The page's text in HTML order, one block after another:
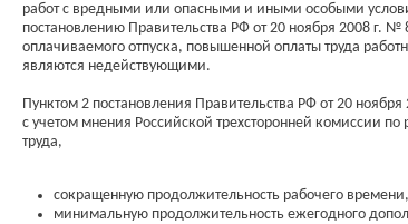
работ с вредными или опасными и иными особыми
постановлению Правительства РФ от 20 ноября 2008 г.
оплачиваемого отпуска, повышенной оплаты труда
являются недействующими.
Пунктом 2 постановления Правительства РФ от 20
с учетом мнения Российской трехсторонней комиссии
труда,
сокращенную продолжительность рабочего времени,
минимальную продолжительность ежегодного